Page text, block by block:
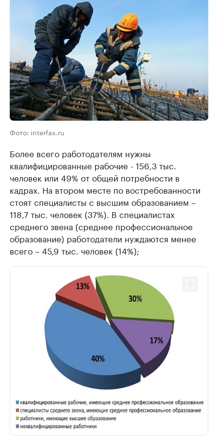
Фото: interfax.ru
Более всего работодателям нужны
квалифицированные рабочие - 156,3 тыс.
человек или 49% от общей потребности в
кадрах. На втором месте по востребованности
стоят специалисты с высшим образованием –
118,7 тыс. человек (37%). В специалистах
среднего звена (среднее профессиональное
образование) работодатели нуждаются менее
всего – 45,9 тыс. человек (14%);